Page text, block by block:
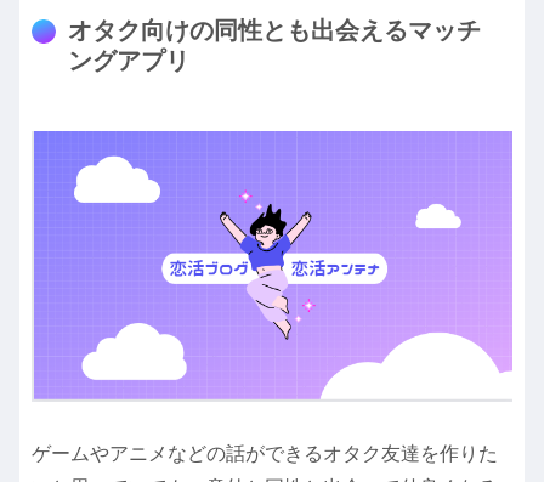
オタク向けの同性とも出会えるマッチ
ングアプリ
ゲームやアニメなどの話ができるオタク友達を作りた